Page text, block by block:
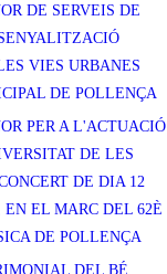
DE SERVEIS DE
VIES URBANES
DE POLLENÇA
PER A L'ACTUACIÓ
DE LES
DE DIA 12
EN EL MARC DEL 62È
DE POLLENÇA
DEL BÉ